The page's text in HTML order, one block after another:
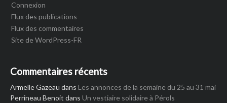
Connexion
Flux des publications
Flux des commentaires
Site de WordPress-FR
Commentaires récents
Armelle Gazeau dans Les annonces de la semaine du 25 au 31 mai
Perrineau Benoit dans Un vestiaire solidaire à Pérols